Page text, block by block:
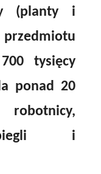
(planty i
tysięcy
ponad 20
biegli i